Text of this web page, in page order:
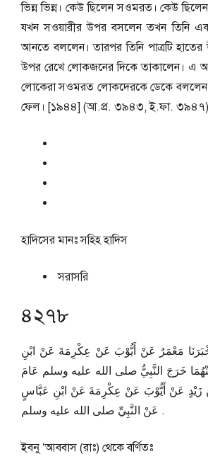
ভিন্ন ভিন্ন। কেউ ছিলেন সওমরত। কেউ
যখন সওয়ারীর উপর বসলেন তখন তিনি
আনতে বললেন। তারপর তিনি পাত্রটি হাতের
উপর রেখে লোকজনের দিকে তাকালেন। এ
লোকেরা সওমরত লোকদেরকে ডেকে
ফেল। [১৯৪৪] (আ.প্র. ৩৯৪৩, ই.ফা. ৩৯৪৭)
হাদিসের মানঃসহিহ হাদিস
সরাসরি
৪২৭৮
مَعْمَرٌ عَنْ أَيُّوْبَ عَنْ عِكْرِمَةَ عَنْ ابْنِ
خَرَجَ النَّبِيُّ صلى الله عليه وسلم عَامَ
زَيْدٍ عَنْ أَيُّوْبَ عَنْ عِكْرِمَةَ عَنْ ابْنِ عَبَّاسٍ
عَنْ النَّبِيِّ صلى الله عليه وسلم .
ইবনু ‘আববাস (রাঃ) থেকে বর্ণিতঃ